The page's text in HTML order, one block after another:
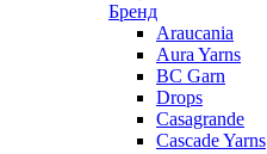
Бренд
Araucania
Aura Yarns
BC Garn
Drops
Casagrande
Cascade Yarns